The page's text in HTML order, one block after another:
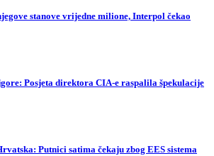
stanove vrijedne milione, Interpol čekao
Posjeta direktora CIA-e raspalila špekulacije
Putnici satima čekaju zbog EES sistema